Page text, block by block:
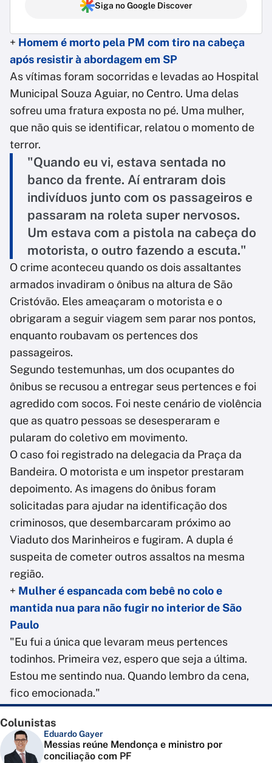
Siga no Google Discover
+ Homem é morto pela PM com tiro na cabeça
após resistir à abordagem em SP
As vítimas foram socorridas e levadas ao Hospital
Municipal Souza Aguiar, no Centro. Uma delas
sofreu uma fratura exposta no pé. Uma mulher,
que não quis se identificar, relatou o momento de
terror.
"Quando eu vi, estava sentada no
banco da frente. Aí entraram dois
indivíduos junto com os passageiros e
passaram na roleta super nervosos.
Um estava com a pistola na cabeça do
motorista, o outro fazendo a escuta."
O crime aconteceu quando os dois assaltantes
armados invadiram o ônibus na altura de São
Cristóvão. Eles ameaçaram o motorista e o
obrigaram a seguir viagem sem parar nos pontos,
enquanto roubavam os pertences dos
passageiros.
Segundo testemunhas, um dos ocupantes do
ônibus se recusou a entregar seus pertences e foi
agredido com socos. Foi neste cenário de violência
que as quatro pessoas se desesperaram e
pularam do coletivo em movimento.
O caso foi registrado na delegacia da Praça da
Bandeira. O motorista e um inspetor prestaram
depoimento. As imagens do ônibus foram
solicitadas para ajudar na identificação dos
criminosos, que desembarcaram próximo ao
Viaduto dos Marinheiros e fugiram. A dupla é
suspeita de cometer outros assaltos na mesma
região.
+ Mulher é espancada com bebê no colo e
mantida nua para não fugir no interior de São
Paulo
"Eu fui a única que levaram meus pertences
todinhos. Primeira vez, espero que seja a última.
Estou me sentindo nua. Quando lembro da cena,
fico emocionada."
Colunistas
Eduardo Gayer
Messias reúne Mendonça e ministro por
conciliação com PF